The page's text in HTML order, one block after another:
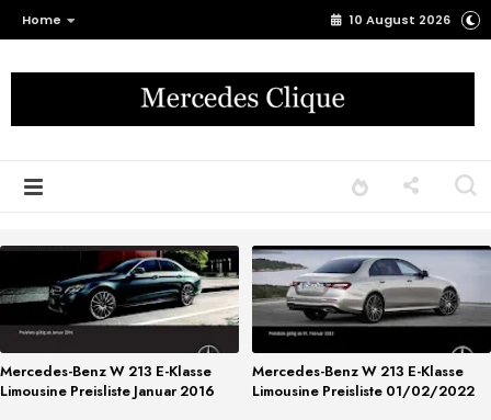
Home 10 August 2026
Mercedes-Benz W 213 E-Klasse
Limousine Preisliste Januar 2016
Mercedes-Benz W 213 E-Klasse
Limousine Preisliste 01/02/2022